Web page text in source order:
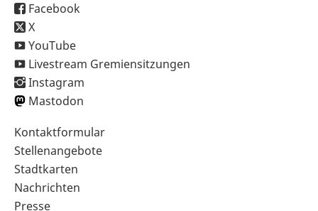
Facebook
X
YouTube
Livestream Gremiensitzungen
Instagram
Mastodon
Sekundärnavigation
im
Fußbereich
Kontaktformular
Stellenangebote
Stadtkarten
Nachrichten
Presse